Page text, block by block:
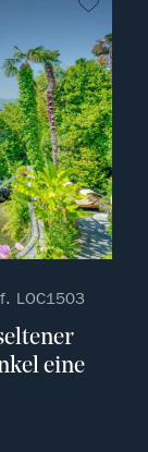
LOC1503
eine